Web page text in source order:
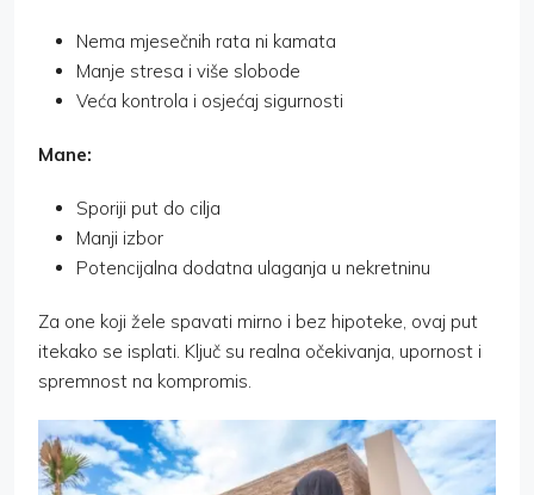
Nema mjesečnih rata ni kamata
Manje stresa i više slobode
Veća kontrola i osjećaj sigurnosti
Mane:
Sporiji put do cilja
Manji izbor
Potencijalna dodatna ulaganja u nekretninu
Za one koji žele spavati mirno i bez hipoteke, ovaj put
itekako se isplati. Ključ su realna očekivanja, upornost i
spremnost na kompromis.